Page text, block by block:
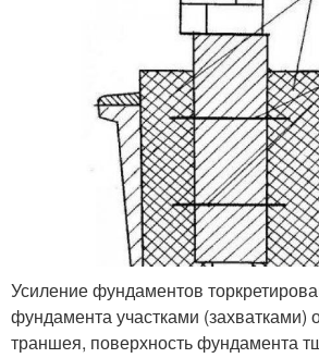
Усиление фундаментов
фундамента участками (захватками)
траншея, поверхность фундамента